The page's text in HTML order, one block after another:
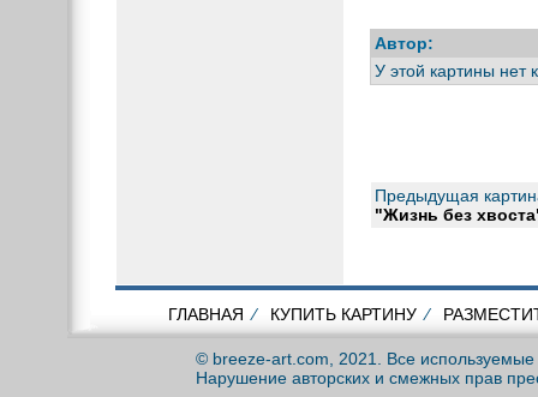
Автор:
У этой картины нет
Предыдущая
"Жизнь без
ГЛАВНАЯ ⁄ КУПИТЬ КАРТИНУ ⁄
© breeze-art.com, 2021. Все
Нарушение авторских и смежных прав